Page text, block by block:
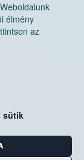
élmény
az
sütik